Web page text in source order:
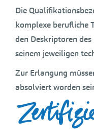
Die
komplexe berufliche
den Deskriptoren
seinem jeweiligen
Zur Erlangung
absolviert worden